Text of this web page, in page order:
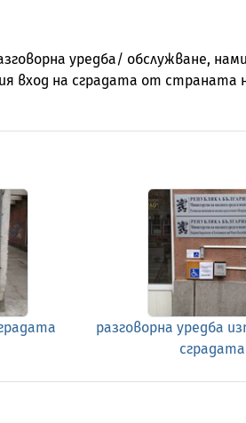
уредба/ обслужване,
вход на сградата от страната
разговорна уредба
сградата